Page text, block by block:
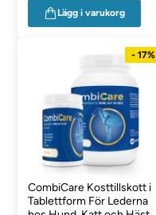
Lägg i varukorg
- 17%
CombiCare Kosttillskott i
Tablettform För Lederna